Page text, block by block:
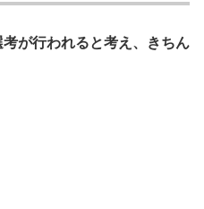
が行われると考え、きちん